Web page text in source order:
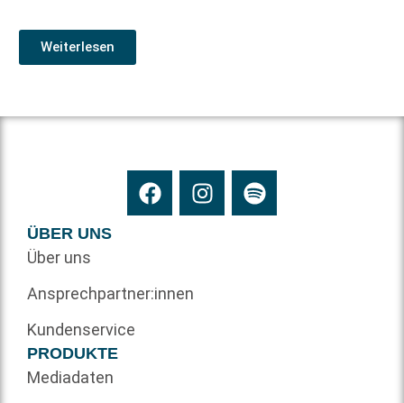
Weiterlesen
ÜBER UNS
Über uns
Ansprechpartner:innen
Kundenservice
PRODUKTE
Mediadaten